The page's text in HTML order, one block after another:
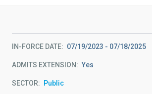
IN-FORCE DATE 07/19/2023 - 07/18/2025
ADMITS EXTENSION Yes
SECTOR Public